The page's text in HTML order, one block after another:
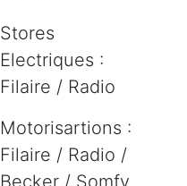
Stores
Electriques :
Filaire / Radio
Motorisartions :
Filaire / Radio /
Becker / Somfy